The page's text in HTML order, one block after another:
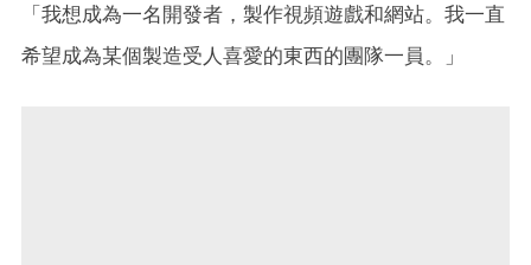
「我想成為一名開發者，製作視頻遊戲和網站。我一直
希望成為某個製造受人喜愛的東西的團隊一員。」